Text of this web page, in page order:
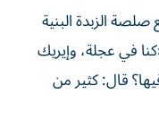
الزبدة البنية
في عجلة، وإيريك
قال: كثير من